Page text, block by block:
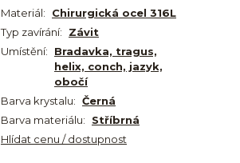
Materiál:
Chirurgická ocel 316L
Typ zavírání:
Závit
Umístění:
Bradavka, tragus,
helix, conch, jazyk,
obočí
Barva krystalu: Černá
Barva materiálu:
Stříbrná
Hlídat cenu / dostupnost